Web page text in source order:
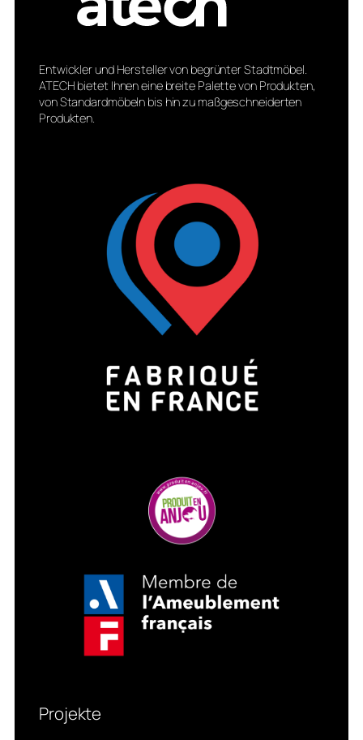
Entwickler und Hersteller von begrünter Stadtmöbel.
ATECH bietet Ihnen eine breite Palette von Produkten,
von Standardmöbeln bis hin zu maßgeschneiderten
Produkten.
Projekte